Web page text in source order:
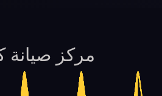
مركز صيانة